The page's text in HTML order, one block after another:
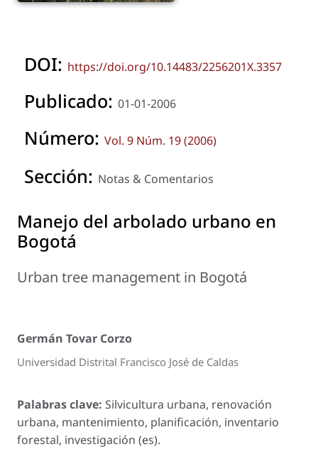
DOI: https://doi.org/10.14483/2256201X.3357
Publicado: 01-01-2006
Número: Vol. 9 Núm. 19 (2006)
Sección: Notas & Comentarios
Manejo del arbolado urbano en
Bogotá
Urban tree management in Bogotá
Germán Tovar Corzo
Universidad Distrital Francisco José de Caldas
Palabras clave: Silvicultura urbana, renovación
urbana, mantenimiento, planificación, inventario
forestal, investigación (es).